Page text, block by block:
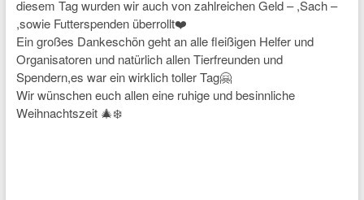
diesem Tag wurden wir auch von zahlreichen Geld – ,Sach –
,sowie Futterspenden überrollt❤️
Ein großes Dankeschön geht an alle fleißigen Helfer und
Organisatoren und natürlich allen Tierfreunden und
Spendern,es war ein wirklich toller Tag🤗
Wir wünschen euch allen eine ruhige und besinnliche
Weihnachtszeit 🎄❄️